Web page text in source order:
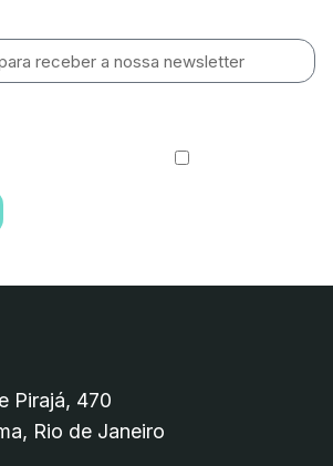
Pirajá, 470
Rio de Janeiro